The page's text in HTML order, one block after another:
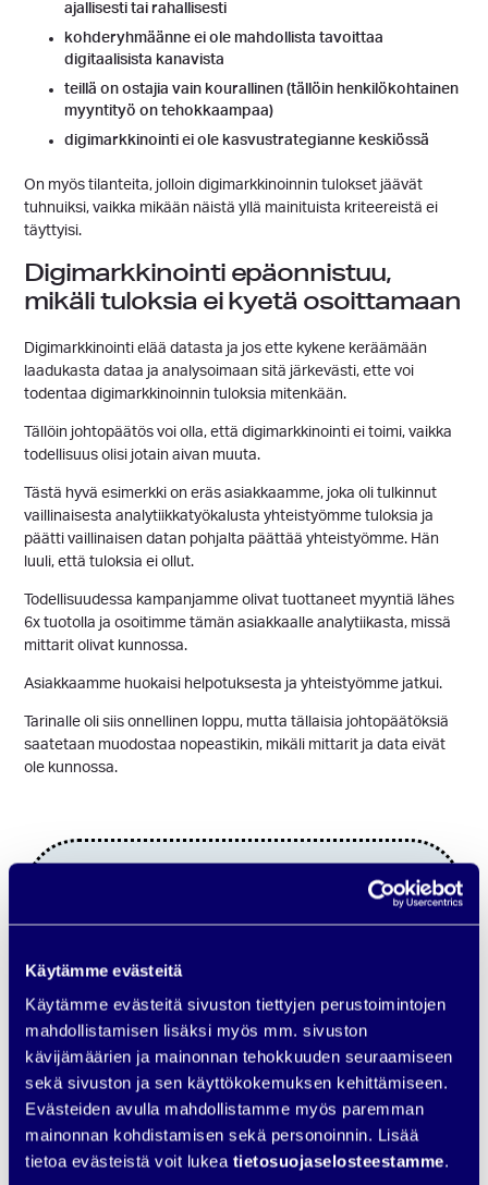
Käytämme evästeitä
Käytämme evästeitä sivuston tiettyjen perustoimintojen
mahdollistamisen lisäksi myös mm. sivuston
kävijämäärien ja mainonnan tehokkuuden seuraamiseen
sekä sivuston ja sen käyttökokemuksen kehittämiseen.
Evästeiden avulla mahdollistamme myös paremman
mainonnan kohdistamisen sekä personoinnin. Lisää
tietoa evästeistä voit lukea tietosuojaselosteestamme.
ajallisesti tai rahallisesti
kohderyhmäänne ei ole mahdollista tavoittaa
digitaalisista kanavista
teillä on ostajia vain kourallinen (tällöin henkilökohtainen
myyntityö on tehokkaampaa)
digimarkkinointi ei ole kasvustrategianne keskiössä
On myös tilanteita, jolloin digimarkkinoinnin tulokset jäävät
tuhnuiksi, vaikka mikään näistä yllä mainituista kriteereistä ei
täyttyisi.
Digimarkkinointi epäonnistuu,
mikäli tuloksia ei kyetä osoittamaan
Digimarkkinointi elää datasta ja jos ette kykene keräämään
laadukasta dataa ja analysoimaan sitä järkevästi, ette voi
todentaa digimarkkinoinnin tuloksia mitenkään.
Tällöin johtopäätös voi olla, että digimarkkinointi ei toimi, vaikka
todellisuus olisi jotain aivan muuta.
Tästä hyvä esimerkki on eräs asiakkaamme, joka oli tulkinnut
vaillinaisesta analytiikkatyökalusta yhteistyömme tuloksia ja
päätti vaillinaisen datan pohjalta päättää yhteistyömme. Hän
luuli, että tuloksia ei ollut.
Todellisuudessa kampanjamme olivat tuottaneet myyntiä lähes
6x tuotolla ja osoitimme tämän asiakkaalle analytiikasta, missä
mittarit olivat kunnossa.
Asiakkaamme huokaisi helpotuksesta ja yhteistyömme jatkui.
Tarinalle oli siis onnellinen loppu, mutta tällaisia johtopäätöksiä
saatetaan muodostaa nopeastikin, mikäli mittarit ja data eivät
ole kunnossa.
HÄRKÄVINKKI:LueMikä on konversio?
digimarkkinointikanavissa
Digimarkkinointi epäonnistuu,
mikäli asioita tehdään kanavat